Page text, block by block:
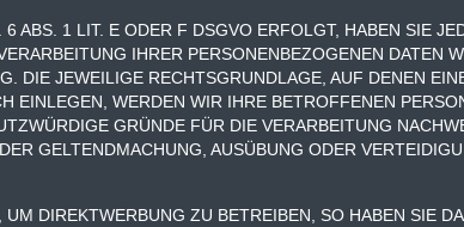
ABS. 1 LIT. E ODER F DSGVO ERFOLGT, HABEN SIE
IHRER PERSONENBEZOGENEN DATEN
DIE JEWEILIGE RECHTSGRUNDLAGE, AUF DENEN
EINLEGEN, WERDEN WIR IHRE BETROFFENEN
GRÜNDE FÜR DIE VERARBEITUNG
GELTENDMACHUNG, AUSÜBUNG ODER
DIREKTWERBUNG ZU BETREIBEN, SO HABEN SIE